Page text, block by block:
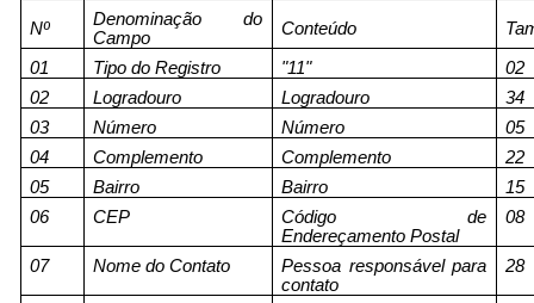
Nº
Denominação do
Campo
Conteúdo
01 Tipo do Registro "11"
02
02
Logradouro Logradouro
34
03
Número Número
05
04
Complemento Complemento
22
05
Bairro Bairro
15
06
CEP
Código de
Endereçamento Postal
08
07 Nome do Contato
Pessoa responsável para
contato
28